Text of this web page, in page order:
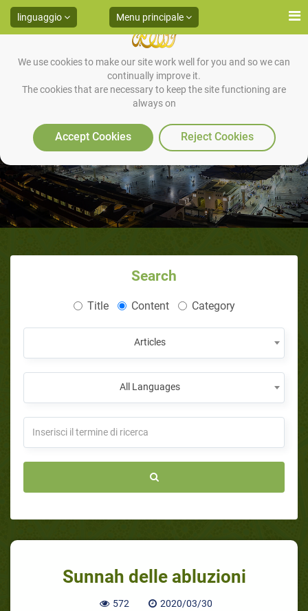
We use cookies to make our site work well for you and so we can
continually improve it.
The cookies that are necessary to keep the site functioning are
always on
Accept Cookies Reject Cookies
linguaggio Menu principale
Sunnah delle abluzioni
Search
Title Content Category
Articles
All Languages
Sunnah delle abluzioni
572 2020/03/30